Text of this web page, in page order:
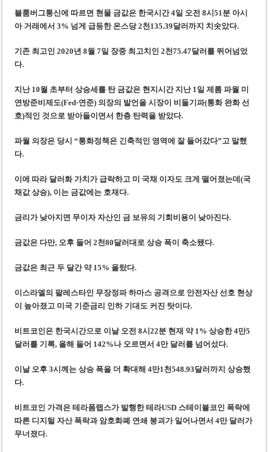
조세심판원, 배우 유연석 30억 세금 불복 청구 기각
블룸버그통신에 따르면 현물 금값은 한국시간 4일 오전 8시51분 아시
아 거래에서 3% 넘게 급등한 온스당 2천135.39달러까지 치솟았다.
기존 최고인 2020년 8월 7일 장중 최고치인 2천75.47달러를 뛰어넘었
다.
지난 10월 초부터 상승세를 탄 금값은 현지시간 지난 1일 제롬 파월 미
연방준비제도(Fed·연준) 의장의 발언을 시장이 비둘기파(통화 완화 선
호)적인 것으로 받아들이면서 한층 탄력을 받았다.
파월 의장은 당시 “통화정책은 긴축적인 영역에 잘 들어갔다”고 말했
다.
이에 따라 달러화 가치가 급락하고 미 국채 이자도 크게 떨어졌는데(국
채값 상승), 이는 금값에는 호재다.
금리가 낮아지면 무이자 자산인 금 보유의 기회비용이 낮아진다.
금값은 다만, 오후 들어 2천80달러대로 상승 폭이 축소됐다.
금값은 최근 두 달간 약 15% 올랐다.
이스라엘의 팔레스타인 무장정파 하마스 공격으로 안전자산 선호 현상
이 높아졌고 미국 기준금리 인하 기대도 커진 탓이다.
비트코인은 한국시간으로 이날 오전 8시22분 현재 약 1% 상승한 4만5
달러를 기록, 올해 들어 142%나 오르면서 4만 달러를 넘어섰다.
이날 오후 3시께는 상승 폭을 더 확대해 4만1천548.93달러까지 상승했
다.
비트코인 가격은 테라폼랩스가 발행한 테라USD 스테이블코인 폭락에
따른 디지털 자산 폭락과 암호화폐 연쇄 붕괴가 일어나면서 4만 달러가
무너졌다.